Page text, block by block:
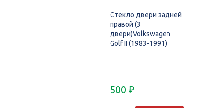
Стекло двери задней
правой (3
двери)Volkswagen
Golf II (1983-1991)
500 ₽